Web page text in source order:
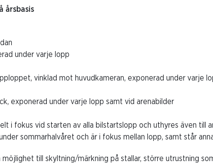
årsbasis
under varje lopp
vinklad mot huvudkameran, exponerad under varje
exponerad under varje lopp samt vid arenabilder
i fokus vid starten av alla bilstartslopp och uthyres även till
sommarhalvåret och är i fokus mellan lopp, samt står
till skyltning/märkning på stallar, större utrustning